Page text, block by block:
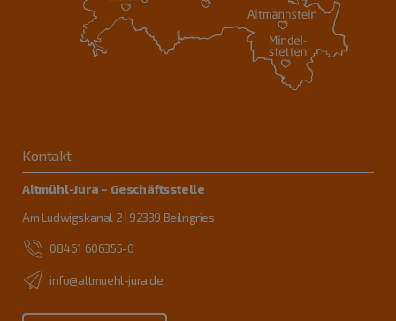
Kontakt
Altmühl-Jura – Geschäftsstelle
Am Ludwigskanal 2 | 92339 Beilngries
08461 606355-0
info@altmuehl-jura.de